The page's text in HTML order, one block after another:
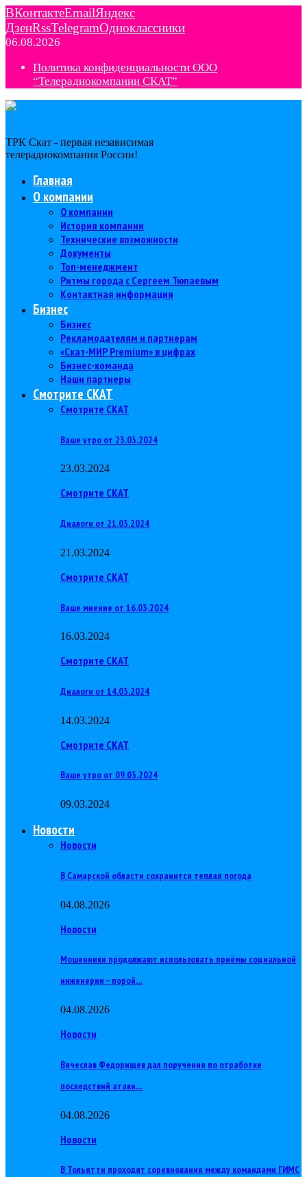
ВКонтактеEmailЯндекс
ДзенRssTelegramОдноклассники
06.08.2026
Политика конфиденциальности ООО
“Телерадиокомпании СКАТ”
ТРК Скат - первая независимая
телерадиокомпания Роcсии!
Главная
О компании
О компании
История компании
Технические возможности
Документы
Топ-менеджмент
Ритмы города с Сергеем Тюпаевым
Контактная информация
Бизнес
Бизнес
Рекламодателям и партнерам
«Скат-МИР Premium» в цифрах
Бизнес-команда
Наши партнеры
Смотрите СКАТ
Смотрите СКАТ
Ваше утро от 23.03.2024
23.03.2024
Смотрите СКАТ
Диалоги от 21.03.2024
21.03.2024
Смотрите СКАТ
Ваше мнение от 16.03.2024
16.03.2024
Смотрите СКАТ
Диалоги от 14.03.2024
14.03.2024
Смотрите СКАТ
Ваше утро от 09.03.2024
09.03.2024
Новости
Новости
В Самарской области сохранится теплая погода
04.08.2026
Новости
Мошенники продолжают использовать приёмы социальной
инженерии – порой…
04.08.2026
Новости
Вячеслав Федорищев дал поручения по отработке
последствий атаки…
04.08.2026
Новости
В Тольятти проходят соревнования между командами ГИМС